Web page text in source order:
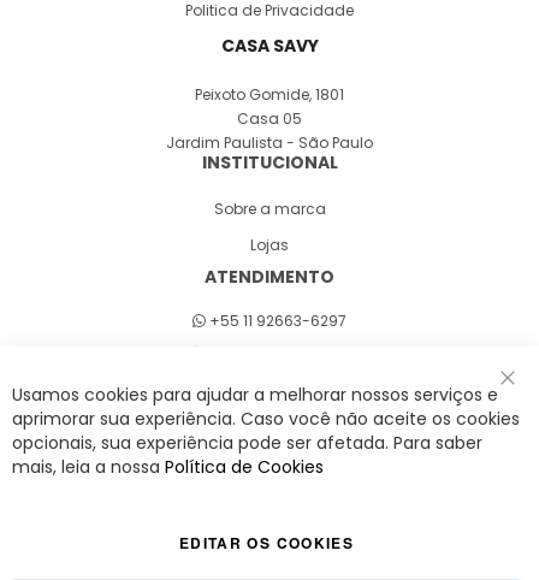
Politica de Privacidade
CASA SAVY
Peixoto Gomide, 1801
Casa 05
Jardim Paulista - São Paulo
INSTITUCIONAL
Sobre a marca
Lojas
ATENDIMENTO
+55 11 92663-6297
A Savy é uma lifestyle brand. Uma marca que promove fluidez para viver
o agora com leveza, cor e estilo.
Usamos cookies para ajudar a melhorar nossos serviços e
aprimorar sua experiência. Caso você não aceite os cookies
opcionais, sua experiência pode ser afetada. Para saber
mais, leia a nossa Política de Cookies
EDITAR OS COOKIES